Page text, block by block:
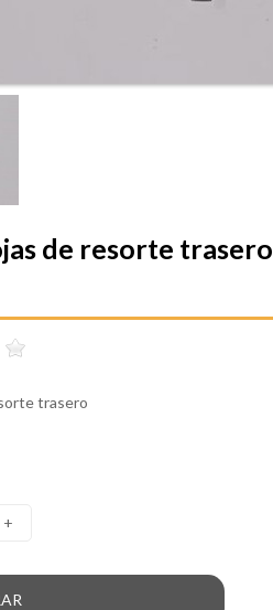
de resorte trasero
trasero
+